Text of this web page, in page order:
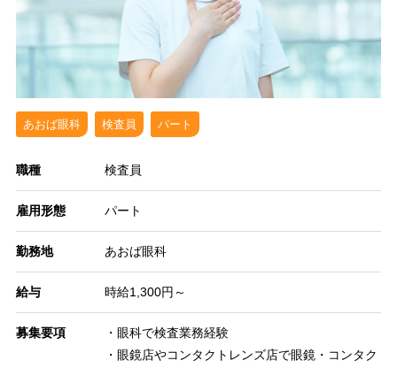
あおば眼科 検査員 パート
職種 検査員
雇用形態 パート
勤務地 あおば眼科
給与 時給1,300円～
募集要項
・眼科で検査業務経験
・眼鏡店やコンタクトレンズ店で眼鏡・コンタク